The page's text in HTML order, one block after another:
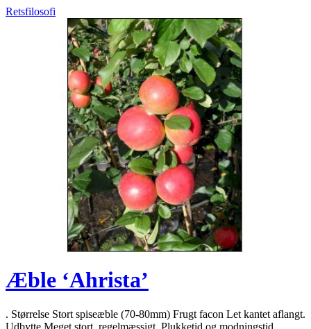
Retsfilosofi
Æble ‘Ahrista’
. Størrelse Stort spiseæble (70-80mm) Frugt facon Let kantet aflangt.
Udbytte Meget stort, regelmæssigt. Plukketid og modningstid